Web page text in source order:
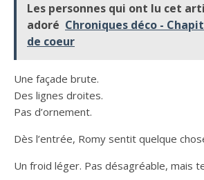
Les personnes qui ont lu cet
adoré Chroniques déco -
de coeur
Une façade brute.
Des lignes droites.
Pas d’ornement.
Dès l’entrée, Romy sentit quelque
Un froid léger. Pas désagréable, mais